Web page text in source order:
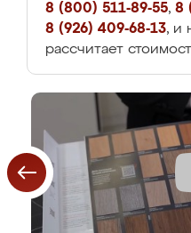
8 (800) 511-89-55, 8
8 (926) 409-68-13, и
рассчитает